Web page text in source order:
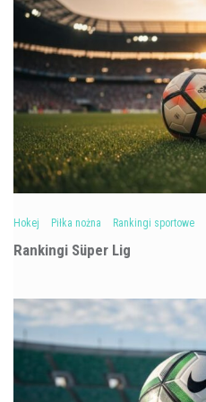
Hokej Piłka nożna Rankingi sportowe
Rankingi Süper Lig